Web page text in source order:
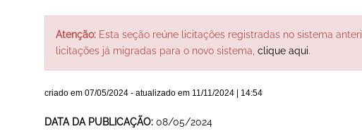
Atenção:Esta seção reúne licitações registradas no sistema
licitações já migradas para o novo sistema, clique aqui.
criado em 07/05/2024- atualizado em 11/11/2024 | 14:54
DATA DA PUBLICAÇÃO: 08/05/2024